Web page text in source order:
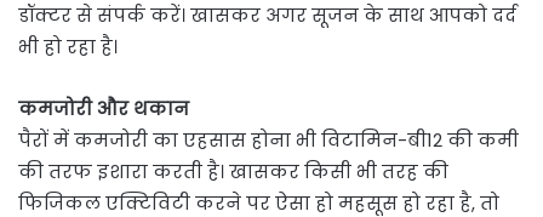
डॉक्टर से संपर्क करें। खासकर अगर सूजन के साथ आपको दर्द
भी हो रहा है।
कमजोरी और थकान
पैरों में कमजोरी का एहसास होना भी विटामिन-बी12 की कमी
की तरफ इशारा करती है। खासकर किसी भी तरह की
फिजिकल एक्टिविटी करने पर ऐसा हो महसूस हो रहा है, तो